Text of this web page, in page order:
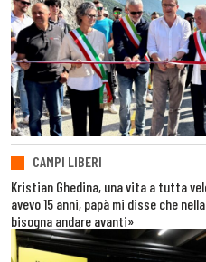
CAMPI LIBERI
Kristian Ghedina, una vita a tutta
avevo 15 anni, papà mi disse che
bisogna andare avanti»